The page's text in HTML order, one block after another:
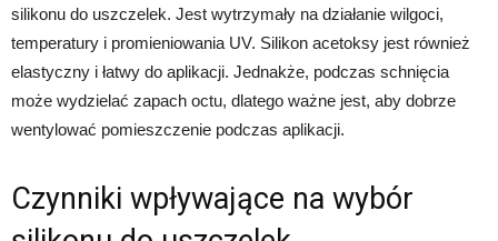
silikonu do uszczelek. Jest wytrzymały na działanie wilgoci,
temperatury i promieniowania UV. Silikon acetoksy jest również
elastyczny i łatwy do aplikacji. Jednakże, podczas schnięcia
może wydzielać zapach octu, dlatego ważne jest, aby dobrze
wentylować pomieszczenie podczas aplikacji.
Czynniki wpływające na wybór